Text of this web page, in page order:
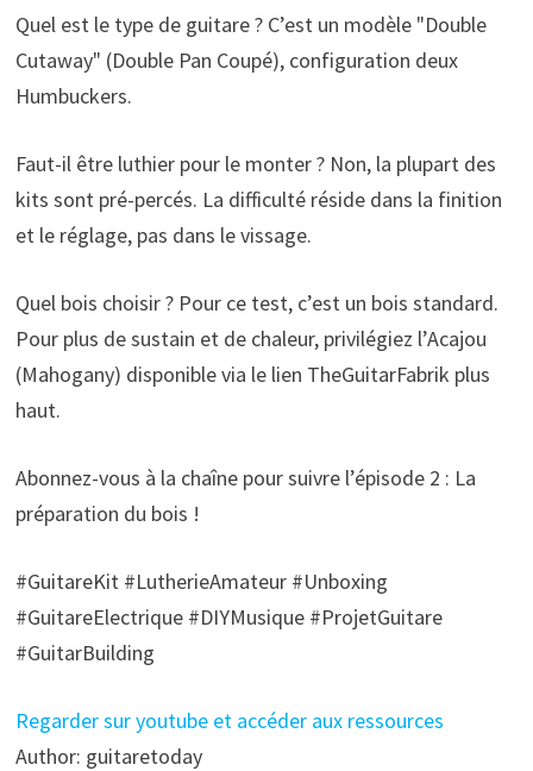
Quel est le type de guitare ? C’est un modèle "Double
Cutaway" (Double Pan Coupé), configuration deux
Humbuckers.
Faut-il être luthier pour le monter ? Non, la plupart des
kits sont pré-percés. La difficulté réside dans la finition
et le réglage, pas dans le vissage.
Quel bois choisir ? Pour ce test, c’est un bois standard.
Pour plus de sustain et de chaleur, privilégiez l’Acajou
(Mahogany) disponible via le lien TheGuitarFabrik plus
haut.
Abonnez-vous à la chaîne pour suivre l’épisode 2 : La
préparation du bois !
#GuitareKit #LutherieAmateur #Unboxing
#GuitareElectrique #DIYMusique #ProjetGuitare
#GuitarBuilding
Regarder sur youtube et accéder aux ressources
Author: guitaretoday